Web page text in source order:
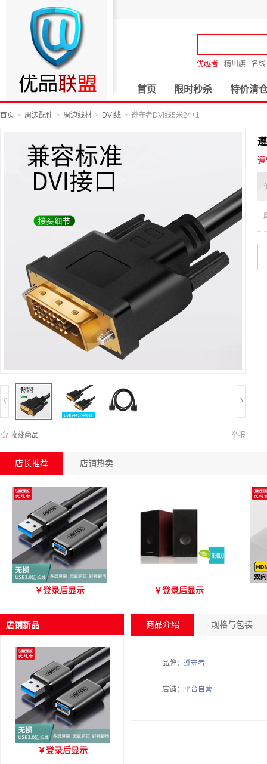
优越者 精川旗 名线
首页 限时秒杀 特价清
首页 周边配件 周边线材 DVI线 遵守者DVI线5米24+1
收藏商品 举报
店长推荐 店铺热卖
优越者Y-C479国标无氧铜
￥登录后显示 爱琴海 A3000 木质音箱
￥登录后显示
店铺新品
优越者Y-C479国标无氧铜
￥登录后显示
商品介绍 规格与包装
品牌： 遵守者
店铺： 平台自营